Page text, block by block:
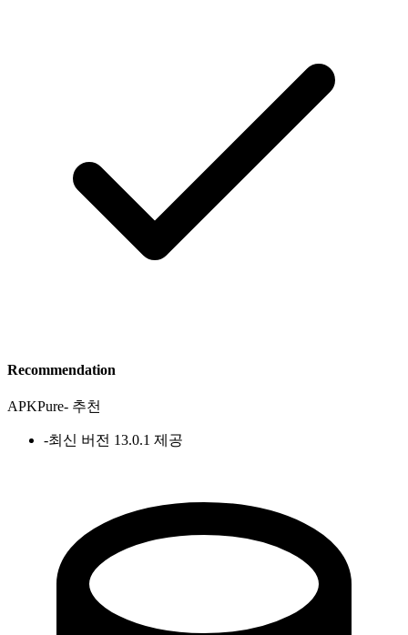
Recommendation
APKPure- 추천
-최신 버전 13.0.1 제공